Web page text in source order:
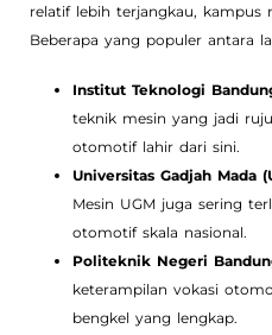
relatif lebih terjangkau, kampus
Beberapa yang populer antara
Institut Teknologi
teknik mesin yang jadi
otomotif lahir dari sini.
Universitas Gadjah Mada
Mesin UGM juga sering
otomotif skala nasional.
Politeknik Negeri
keterampilan vokasi
bengkel yang lengkap.